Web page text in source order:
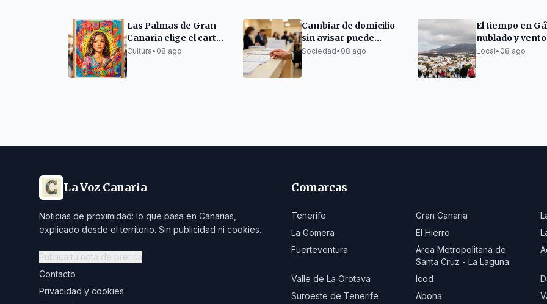
Las Palmas de Gran
Canaria elige el cartel
del Carnaval 2027
Cultura• 08 ago
Cambiar de domicilio
sin avisar puede
suspender el Ingreso
Sociedad• 08 ago
El tiempo en
nublado y
este sábado 8 de
Local• 08 ago
La Voz Canaria
Noticias de proximidad: lo que pasa en Canarias,
explicado desde el territorio. Sin publicidad ni cookies.
Publica tu nota de prensa
Contacto
Privacidad y cookies
Comarcas
Tenerife Gran Canaria
La Gomera
El Hierro
Fuerteventura
Área Metropolitana de
Santa Cruz - La Laguna
Valle de La Orotava Icod
Suroeste de Tenerife
Abona